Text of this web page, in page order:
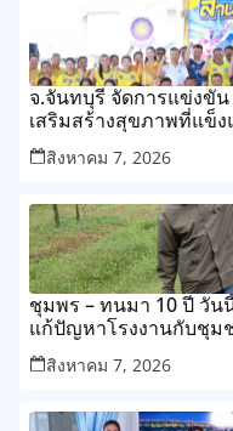
จ.จันทบุรี จัดการแข่งขั
เสริมสร้างสุขภาพที่แข็
การแข่งขันกีฬาและกิจก
สิงหาคม 7, 2026
ชุมพร – ทนมา 10 ปี วัน
แก้ปัญหาโรงงานกับชุม
ปลายเหตุไม่รู้จบ
สิงหาคม 7, 2026